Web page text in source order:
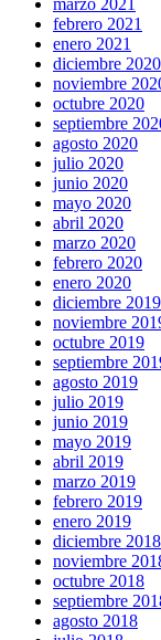
febrero 2021
enero 2021
diciembre 2020
noviembre
octubre 2020
septiembre
agosto 2020
julio 2020
junio 2020
mayo 2020
abril 2020
marzo 2020
febrero 2020
enero 2020
diciembre 2019
noviembre
octubre 2019
septiembre
agosto 2019
julio 2019
junio 2019
mayo 2019
abril 2019
marzo 2019
febrero 2019
enero 2019
diciembre 2018
noviembre
octubre 2018
septiembre
agosto 2018